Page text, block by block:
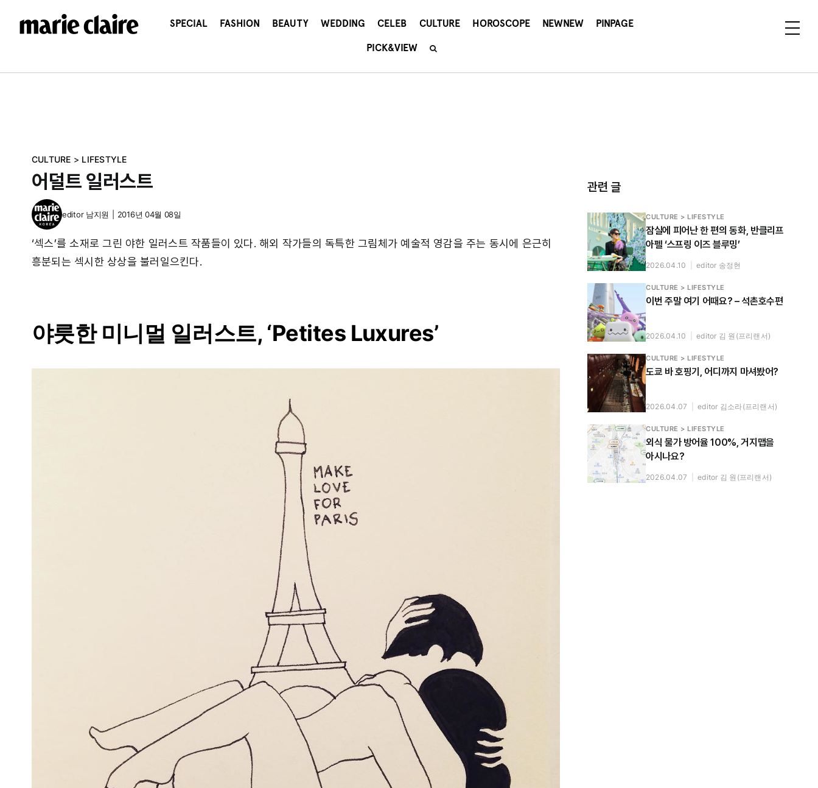
건
SPECIAL FASHION BEAUTY WEDDING CELEB CULTURE HOROSCOPE NEWNEW PINPAGE
PICK&VIEW
CULTURE > LIFESTYLE
어덜트 일러스트
editor 남지원 2016년 04월 08일
‘섹스’를 소재로 그린 야한 일러스트 작품들이 있다. 해외 작가들의 독특한 그림체가 예술적 영감을 주는 동시에 은근히
흥분되는 섹시한 상상을 불러일으킨다.
야릇한 미니멀 일러스트, ‘Petites Luxures’
관련 글
CULTURE > LIFESTYLE
잠실에 피어난 한 편의 동화, 반클리프
아펠 ‘스프링 이즈 블루밍’
2026.04.10 editor 송정현
CULTURE > LIFESTYLE
이번 주말 여기 어때요? – 석촌호수편
2026.04.10 editor 김 원(프리랜서)
CULTURE > LIFESTYLE
도쿄 바 호핑기, 어디까지 마셔봤어?
2026.04.07 editor 김소라(프리랜서)
CULTURE > LIFESTYLE
외식 물가 방어율 100%, 거지맵을
아시나요?
2026.04.07 editor 김 원(프리랜서)